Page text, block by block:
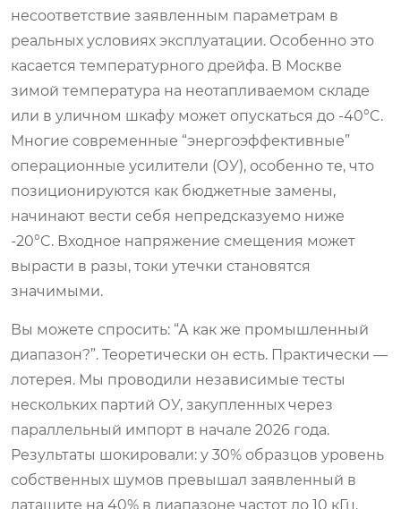
несоответствие заявленным параметрам в
реальных условиях эксплуатации. Особенно это
касается температурного дрейфа. В Москве
зимой температура на неотапливаемом складе
или в уличном шкафу может опускаться до -40°C.
Многие современные “энергоэффективные”
операционные усилители (ОУ), особенно те, что
позиционируются как бюджетные замены,
начинают вести себя непредсказуемо ниже
-20°C. Входное напряжение смещения может
вырасти в разы, токи утечки становятся
значимыми.
Вы можете спросить: “А как же промышленный
диапазон?”. Теоретически он есть. Практически —
лотерея. Мы проводили независимые тесты
нескольких партий ОУ, закупленных через
параллельный импорт в начале 2026 года.
Результаты шокировали: у 30% образцов уровень
собственных шумов превышал заявленный в
даташите на 40% в диапазоне частот до 10 кГц.